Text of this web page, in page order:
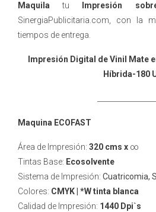
Maquila tu Impresión
SinergiaPublicitaria.com, con la
tiempos de entrega.
Impresión Digital de Vinil Mate
Híbrida-180
Maquina ECOFAST
Área de Impresión: 320 cms x ∞
Tintas Base: Ecosolvente
Sistema de Impresión: Cuatricomia,
Colores: CMYK | *W tinta blanca
Calidad de Impresión: 1440 Dpi`s